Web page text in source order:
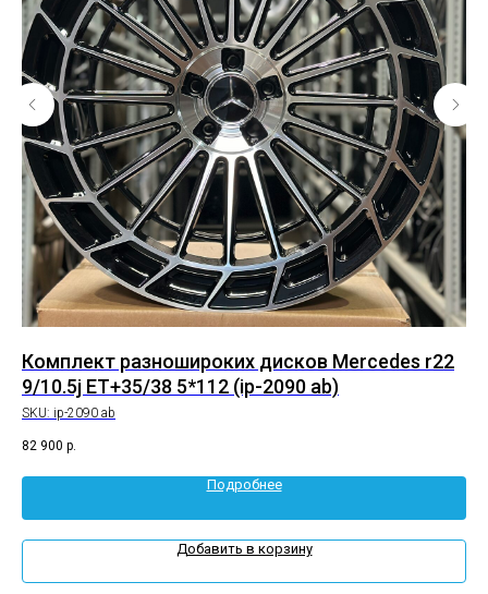
Комплект разношироких дисков Mercedes r22
9/10.5j ET+35/38 5*112 (ip-2090 ab)
SKU: ip-2090 ab
82 900 р.
Подробнее
Добавить в корзину